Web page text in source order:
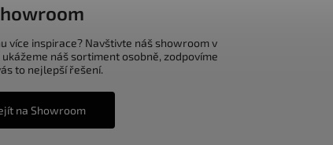
více inspirace? Navštivte náš showroom v
náš sortiment osobně, zodpovíme
to nejlepší řešení.
na Showroom